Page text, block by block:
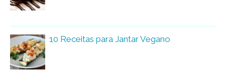
10 Receitas para Jantar Vegano